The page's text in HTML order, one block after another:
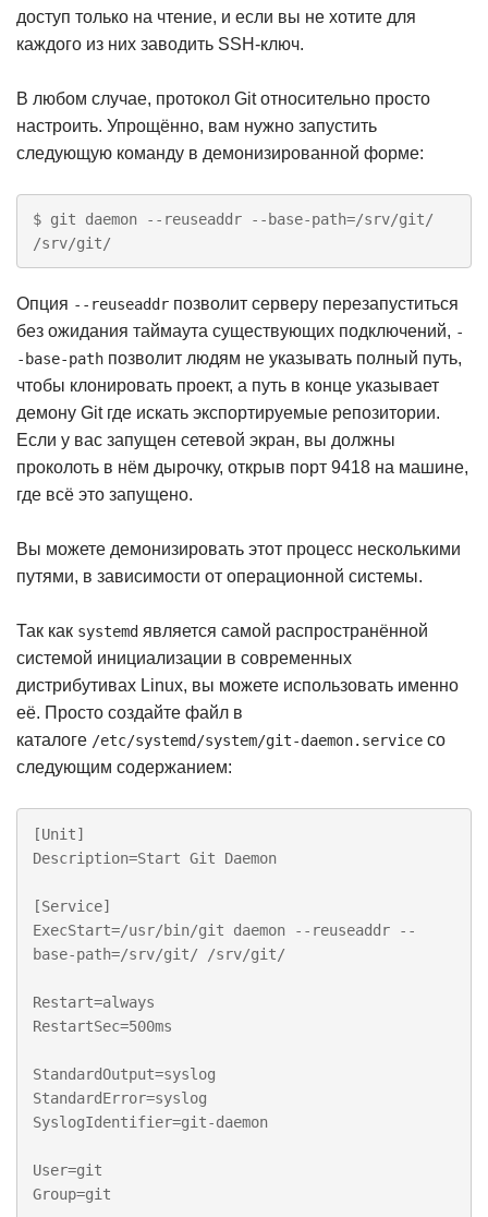
доступ только на чтение, и если вы не хотите для
каждого из них заводить SSH-ключ.
В любом случае, протокол Git относительно просто
настроить. Упрощённо, вам нужно запустить
следующую команду в демонизированной форме:
$ git daemon --reuseaddr --base-path=/srv/git/
/srv/git/
Опция --reuseaddr позволит серверу перезапуститься
без ожидания таймаута существующих подключений, -
-base-path позволит людям не указывать полный путь,
чтобы клонировать проект, а путь в конце указывает
демону Git где искать экспортируемые репозитории.
Если у вас запущен сетевой экран, вы должны
проколоть в нём дырочку, открыв порт 9418 на машине,
где всё это запущено.
Вы можете демонизировать этот процесс несколькими
путями, в зависимости от операционной системы.
Так как systemd является самой распространённой
системой инициализации в современных
дистрибутивах Linux, вы можете использовать именно
её. Просто создайте файл в
каталоге /etc/systemd/system/git-daemon.service со
следующим содержанием:
[Unit]
Description=Start Git Daemon
[Service]
ExecStart=/usr/bin/git daemon --reuseaddr --
base-path=/srv/git/ /srv/git/
Restart=always
RestartSec=500ms
StandardOutput=syslog
StandardError=syslog
SyslogIdentifier=git-daemon
User=git
Group=git